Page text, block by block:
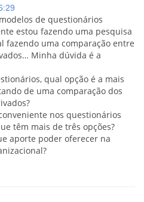
de questionários
estou fazendo uma pesquisa
fazendo uma comparação entre
Minha dúvida é a
qual opção é a mais
de uma comparação dos
nos questionários
têm mais de três opções?
aporte poder oferecer na